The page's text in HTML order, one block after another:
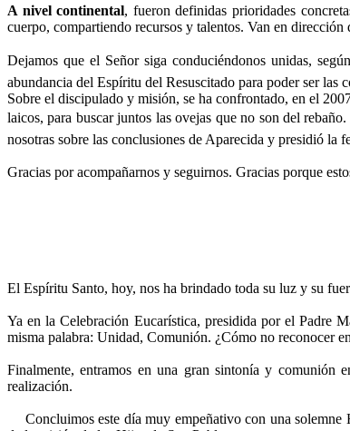
A nivel continental, fueron definidas prioridades
cuerpo, compartiendo recursos y talentos. Van en
Dejamos que el Señor siga conduciéndonos unidas,
abundancia del Espíritu del Resuscitado para poder ser las
Sobre el discipulado y misión, se ha confrontado, en el
laicos, para buscar juntos las ovejas que no son del
nosotras sobre las conclusiones de Aparecida y presidió la
Gracias por acompañarnos y seguirnos. Gracias porque
El Espíritu Santo, hoy, nos ha brindado toda su luz y su
Ya en la Celebración Eucarística, presidida por el Padre
misma palabra: Unidad, Comunión. ¿Cómo no reconocer
Finalmente, entramos en una gran sintonía y comunión
realización.
Concluimos este día muy empeñativo con una